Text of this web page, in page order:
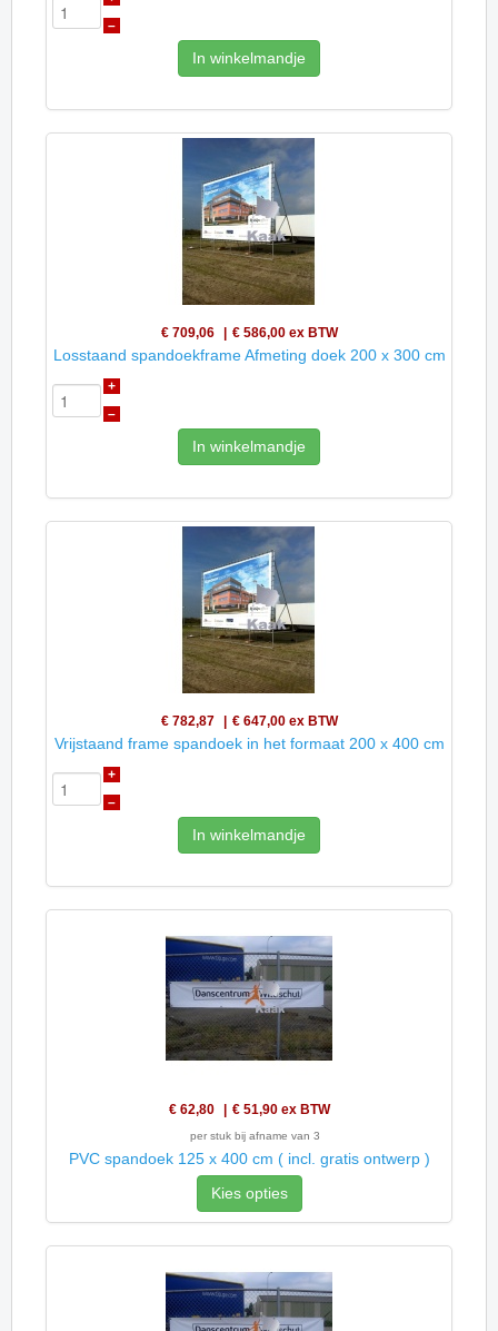
–
In winkelmandje
€ 709,06 € 586,00 ex BTW
Losstaand spandoekframe Afmeting doek 200 x 300 cm
+
–
In winkelmandje
€ 782,87 € 647,00 ex BTW
Vrijstaand frame spandoek in het formaat 200 x 400 cm
+
–
In winkelmandje
€ 62,80 € 51,90 ex BTW
per stuk bij afname van 3
PVC spandoek 125 x 400 cm ( incl. gratis ontwerp )
Kies opties